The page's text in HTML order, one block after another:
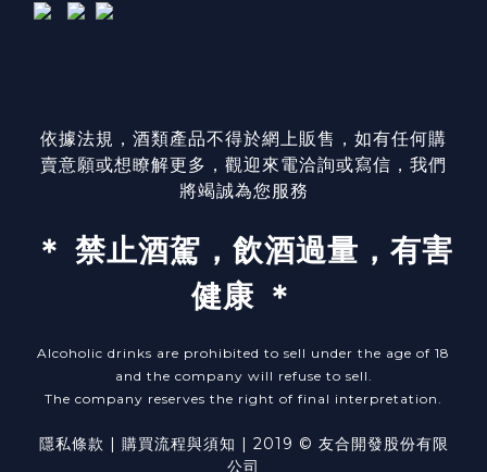
依據法規，酒類產品不得於網上販售，如有任何購
賣意願或想瞭解更多，觀迎來電洽詢或寫信，我們
將竭誠為您服務
＊ 禁止酒駕，飲酒過量，有害
健康 ＊
Alcoholic drinks are prohibited to sell under the age of 18
and the company will refuse to sell.
The company reserves the right of final interpretation.
隱私條款 | ​ 購買流程與須知 | 2019 © 友合開發股份有限
公司